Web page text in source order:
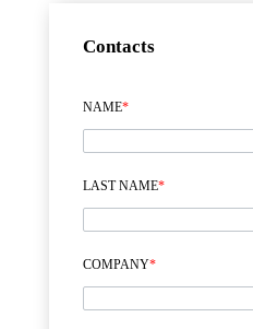
Contacts
NAME*
LAST NAME*
COMPANY*